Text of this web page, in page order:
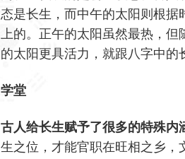
态是长生，而中午的太阳则根据
上的。正午的太阳虽然最热，但
的太阳更具活力，就跟八字中的
学堂
古人给长生赋予了很多的特殊内
生之位，才能官职在旺相之乡，